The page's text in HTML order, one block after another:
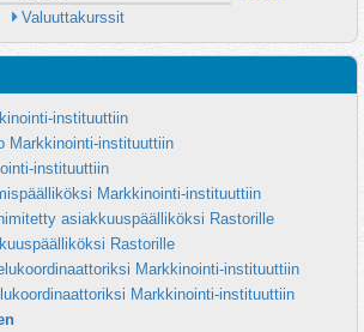
Valuuttakurssit
instituuttiin
Markkinointi-instituuttiin
instituuttiin
Markkinointi-instituuttiin
asiakkuuspäälliköksi Rastorille
Rastorille
Markkinointi-instituuttiin
Markkinointi-instituuttiin